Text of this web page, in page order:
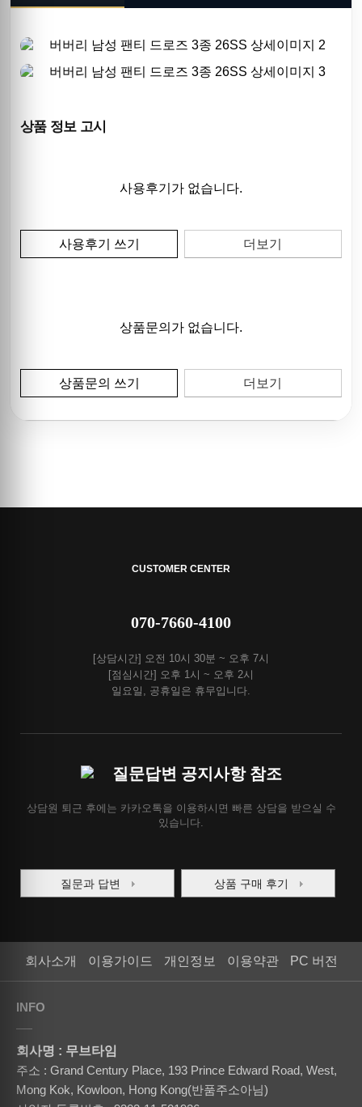
상품 정보 고시
사용후기가 없습니다.
사용후기 쓰기 더보기
상품문의가 없습니다.
상품문의 쓰기 더보기
CUSTOMER CENTER
070-7660-4100
[상담시간] 오전 10시 30분 ~ 오후 7시
[점심시간] 오후 1시 ~ 오후 2시
일요일, 공휴일은 휴무입니다.
질문답변 공지사항 참조
상담원 퇴근 후에는 카카오톡을 이용하시면 빠른 상담을 받으실 수
있습니다.
질문과 답변 상품 구매 후기
회사소개 이용가이드 개인정보 이용약관 PC 버전
INFO
회사명 : 무브타임
주소 : Grand Century Place, 193 Prince Edward Road, West,
Mong Kok, Kowloon, Hong Kong(반품주소아님)